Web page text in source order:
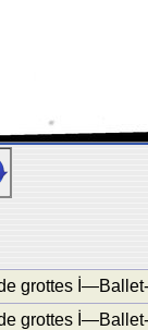
grottes
grottes